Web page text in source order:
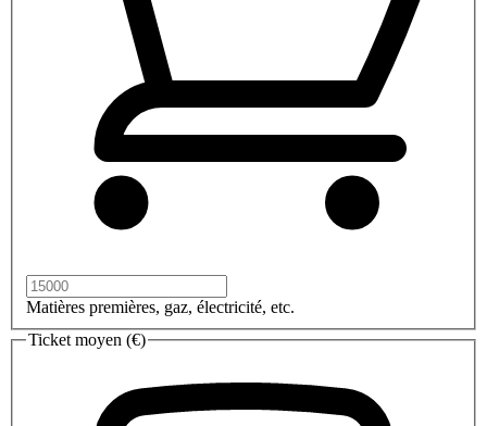
Matières premières, gaz, électricité, etc.
Ticket moyen (€)